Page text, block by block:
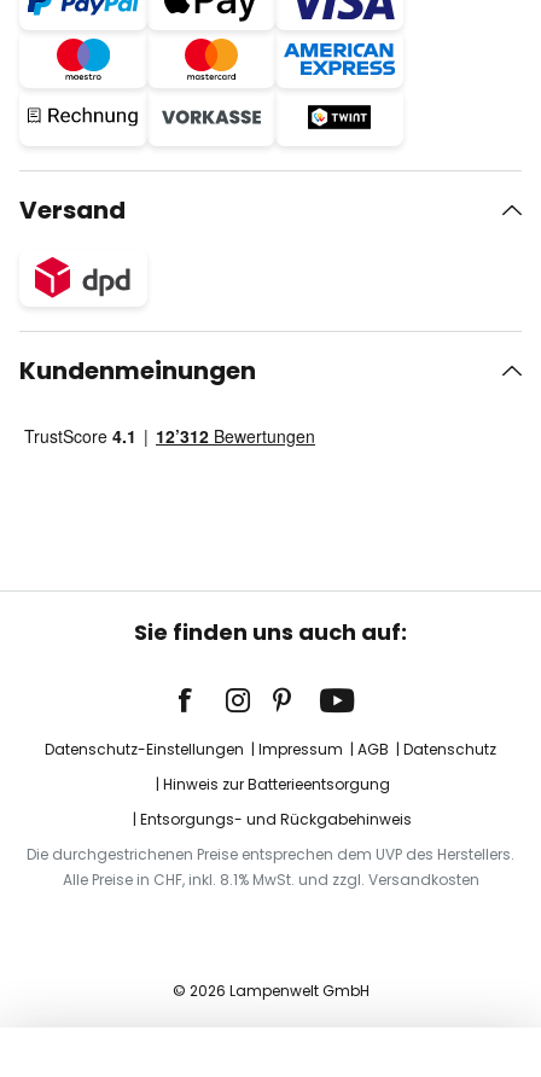
Versand
Kundenmeinungen
Sie finden uns auch auf:
Datenschutz-Einstellungen Impressum AGB
Datenschutz
Hinweis zur Batterieentsorgung
Entsorgungs- und Rückgabehinweis
Die durchgestrichenen Preise entsprechen dem UVP des Herstellers.
Alle Preise in CHF, inkl. 8.1% MwSt. und zzgl. Versandkosten
© 2026 Lampenwelt GmbH